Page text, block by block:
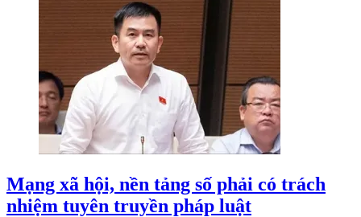
Mạng xã hội, nền tảng số phải có trách
nhiệm tuyên truyền pháp luật